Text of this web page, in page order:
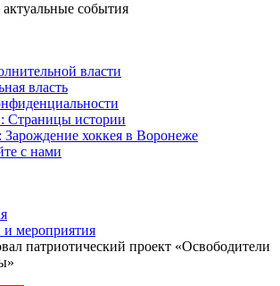
события
власти
власть
Страницы истории
хоккея в Воронеже
с нами
мероприятия
патриотический проект «Освободители